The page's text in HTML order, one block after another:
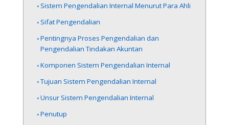
Sistem Pengendalian Internal Menurut Para Ahli
Sifat Pengendalian
Pentingnya Proses Pengendalian dan
Pengendalian Tindakan Akuntan
Komponen Sistem Pengendalian Internal
Tujuan Sistem Pengendalian Internal
Unsur Sistem Pengendalian Internal
Penutup